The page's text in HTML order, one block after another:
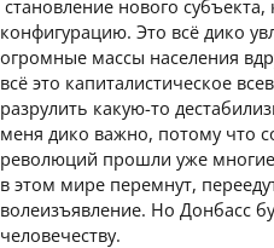
становление нового
конфигурацию. Это всё дико
огромные массы населения
всё это капиталистическое
разрулить какую-то
меня дико важно, потому что
революций прошли уже многие
в этом мире перемнут,
волеизъявление. Но Донбасс
человечеству.